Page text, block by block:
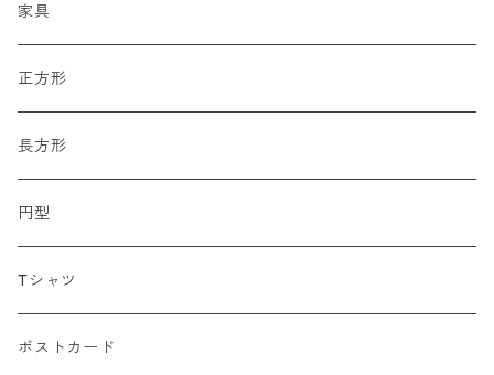
家具
正方形
長方形
円型
Tシャツ
ポストカード